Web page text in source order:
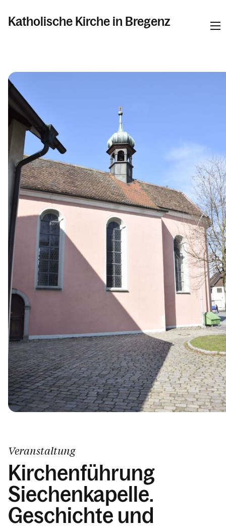
Katholische Kirche in Bregenz
Pfarren
Kalender
Personen
Kontakt
Veranstaltung
Kirchenführung
Siechenkapelle.
Geschichte und